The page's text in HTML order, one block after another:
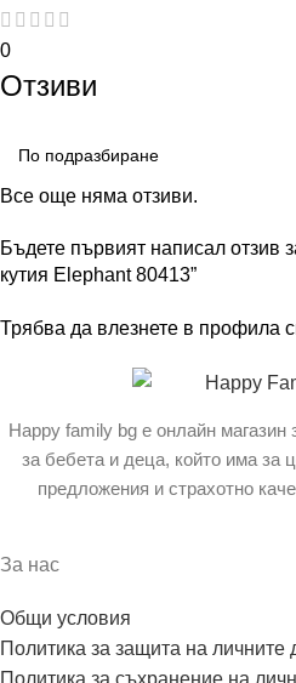
0
Отзиви
Все още няма отзиви.
Бъдете първият написал отзив
кутия Elephant 80413”
Трябва да влезнете в профила
Happy family bg е онлайн магазин
за бебета и деца, който има за
предложения и страхотно
За нас
Общи условия
Политика за защита на личните
Политика за съхранение на